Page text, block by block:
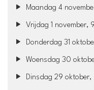
Maandag 4
Vrijdag 1 november,
Donderdag 31
Woensdag 30
Dinsdag 29